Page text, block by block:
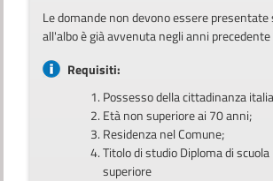
Le domande non devono essere
all'albo è già avvenuta negli anni precedente
Requisiti:
Possesso della cittadinanza
Età non superiore ai 70 anni;
Residenza nel Comune;
Titolo di studio Diploma di
superiore